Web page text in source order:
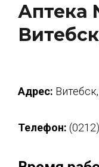
Аптека
Адрес:
Телефон: